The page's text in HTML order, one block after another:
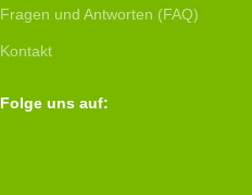
Fragen und Antworten (FAQ)
Kontakt
Folge uns auf: